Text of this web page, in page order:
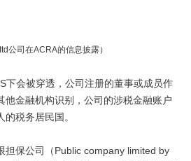
公司在ACRA的信息披露）
下会被穿透，公司注册的董事或成员作
他金融机构识别，公司的涉税金融账户
税务居民国。
担保公司（Public company limited by